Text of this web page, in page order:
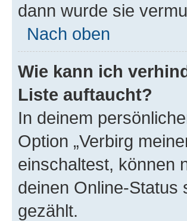
dann wurde sie
Nach oben
Wie kann ich
Liste auftaucht?
In deinem
Option „Verbirg
einschaltest, können
deinen Online-Status
gezählt.